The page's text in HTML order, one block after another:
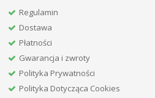
Regulamin
Dostawa
Płatności
Gwarancja i zwroty
Polityka Prywatności
Polityka Dotycząca Cookies